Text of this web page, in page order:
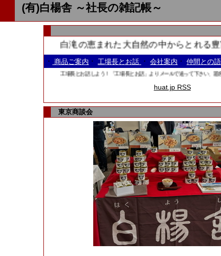
(有)白楊舎 ～社長の雑記帳～
白滝の恵まれた大自然の中からとれる豊
・ 商品ご案内 ・ 工場長とお話 ・ 会社案内 ・ 仲間との
工場長とお話しよう！「工場長とお話」よりメールで送って下さい、題名
huat.jp RSS
東京商談会